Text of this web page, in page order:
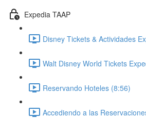
Expedia TAAP
Disney Tickets & Actividades
Walt Disney World Tickets
Reservando Hoteles (8:56)
Accediendo a las